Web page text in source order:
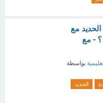
مع
؟ - مع
بواسطة
الحديد